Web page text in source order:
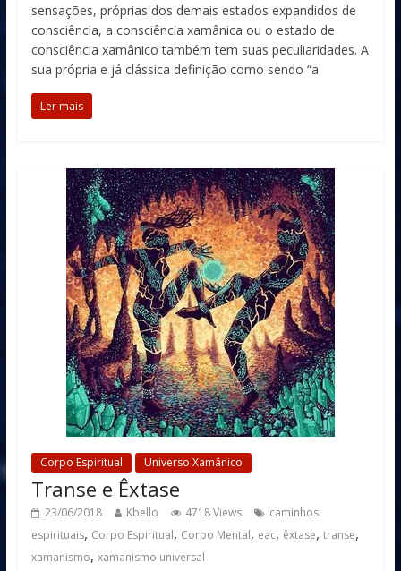
sensações, próprias dos demais estados expandidos de
consciência, a consciência xamânica ou o estado de
consciência xamânico também tem suas peculiaridades. A
sua própria e já clássica definição como sendo “a
Ler mais
Corpo Espiritual Universo Xamânico
Transe e Êxtase
23/06/2018 Kbello 4718 Views
caminhos
espirituais, Corpo Espiritual, Corpo Mental, eac, êxtase, transe,
xamanismo, xamanismo universal